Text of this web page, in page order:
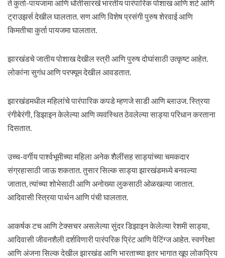
ते कुर्ता-पायजामा आणि धोतीसारखे भारतीय पारंपारिक पोशाख आणि शर्ट आणि
ट्राउझर्स देखील घालतात. सण आणि विशेष प्रसंगी पुरुष शेरवाई आणि
किमतीचा कुर्ता पायजमा घालतात.
झारखंडचे जातीय पोशाख देखील स्त्री आणि पुरुष दोघांसाठी उत्कृष्ट आहेत.
लोकांना सुगंध आणि परफ्यूम देखील आवडतात.
झारखंडमधील महिलांचे पारंपारिक कपडे म्हणजे साडी आणि ब्लाउज. स्त्रिया
रंगीबेरंगी, डिझाइन केलेल्या आणि व्यवस्थित ठेवलेल्या साड्या परिधान करताना
दिसतात.
उच्च-वर्गीय पार्श्वभूमीच्या महिला अनेक शैलींसह साड्यांच्या चमकदार
संग्रहासाठी जाऊ शकतात. तुसार सिल्क साड्या झारखंडमध्ये बनवल्या
जातात, त्यांच्या शोभेसाठी आणि अनोख्या लुकसाठी ओळखल्या जातात.
आदिवासी स्त्रिया पार्थन आणि पंची घालतात.
आकर्षक टच आणि टेक्सचर असलेल्या सुंदर डिझाइन केलेल्या रेशमी साड्या,
आदिवासी जीवनशैली दर्शविणारी पारंपरिक प्रिंट आणि पेंटिंग्ज आहेत. स्वर्णरेक्षा
आणि अंजना सिल्क देखील झारखंड आणि भारताच्या इतर भागात खूप लोकप्रिय